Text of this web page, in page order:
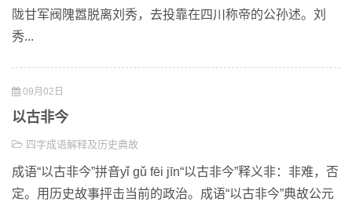
陇甘军阀隗嚣脱离刘秀，去投靠在四川称帝的公孙述。刘
秀...
09月02日
以古非今
四字成语解释及历史典故
成语“以古非今”拼音yǐ gǔ fēi jīn“以古非今”释义非：非难，否
定。用历史故事抨击当前的政治。成语“以古非今”典故公元